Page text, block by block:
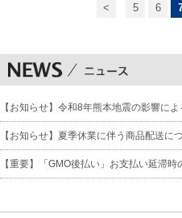
< 5 6
【お知らせ】令和8年熊本地震の影響に
【お知らせ】夏季休業に伴う商品配送に
【重要】「GMO後払い」お支払い延滞